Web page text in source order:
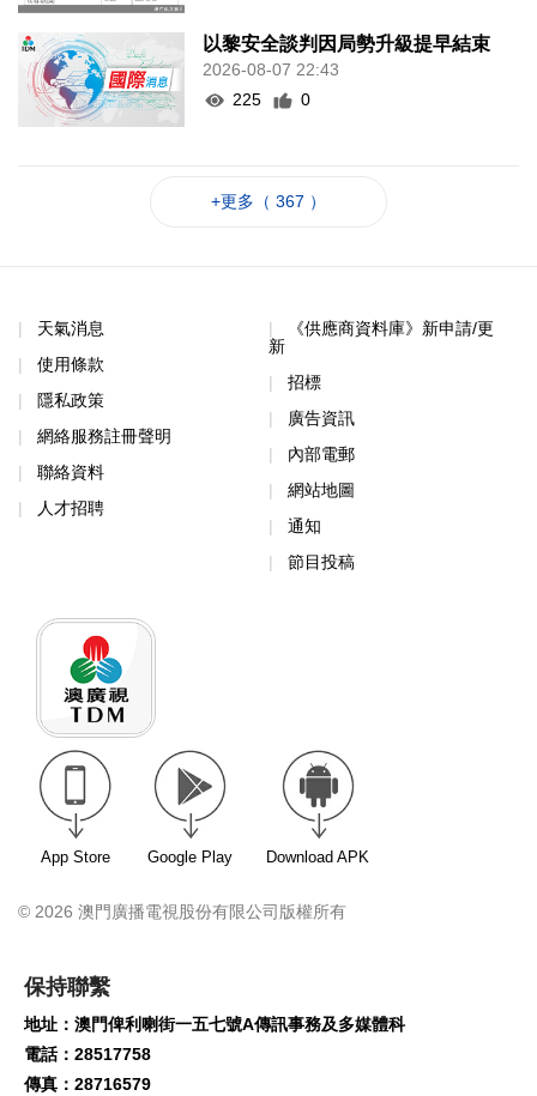
以黎安全談判因局勢升級提早結束
2026-08-07 22:43
225
0
+更多（ 367 ）
天氣消息
使用條款
隱私政策
網絡服務註冊聲明
聯絡資料
人才招聘
《供應商資料庫》新申請/更
新
招標
廣告資訊
內部電郵
網站地圖
通知
節目投稿
App Store Google Play Download APK
© 2026 澳門廣播電視股份有限公司版權所有
保持聯繫
地址：澳門俾利喇街一五七號A傳訊事務及多媒體科
電話：28517758
傳真：28716579